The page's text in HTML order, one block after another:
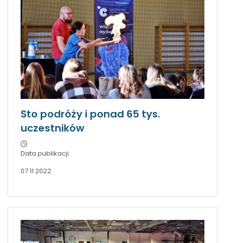
Sto podróży i ponad 65 tys.
uczestników
Data publikacji
07 11 2022